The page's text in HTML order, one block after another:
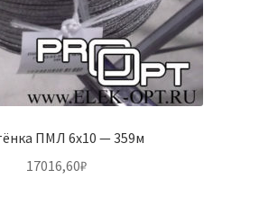
ПМЛ 6х10 — 359м
17016,60₽